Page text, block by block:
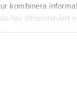
kombinera
har tillhandahållit
för att
ha bytts ut
dimension som